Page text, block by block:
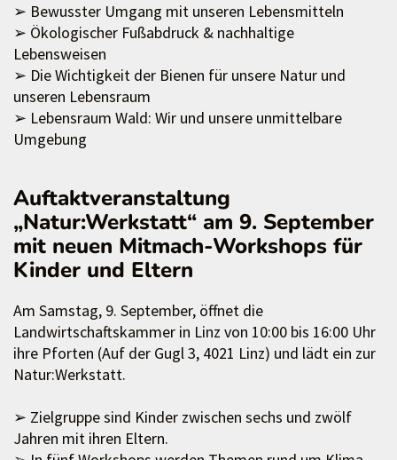
➢ Bewusster Umgang mit unseren Lebensmitteln
➢ Ökologischer Fußabdruck & nachhaltige
Lebensweisen
➢ Die Wichtigkeit der Bienen für unsere Natur und
unseren Lebensraum
➢ Lebensraum Wald: Wir und unsere unmittelbare
Umgebung
Auftaktveranstaltung
„Natur:Werkstatt“ am 9. September
mit neuen Mitmach-Workshops für
Kinder und Eltern
Am Samstag, 9. September, öffnet die
Landwirtschaftskammer in Linz von 10:00 bis 16:00 Uhr
ihre Pforten (Auf der Gugl 3, 4021 Linz) und lädt ein zur
Natur:Werkstatt.
➢ Zielgruppe sind Kinder zwischen sechs und zwölf
Jahren mit ihren Eltern.